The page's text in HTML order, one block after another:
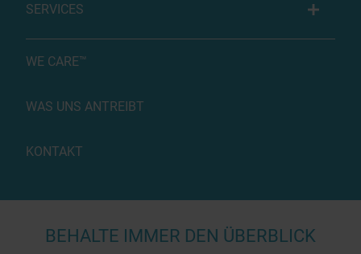
SERVICES
WE CARE™
WAS UNS ANTREIBT
KONTAKT
BEHALTE IMMER DEN ÜBERBLICK